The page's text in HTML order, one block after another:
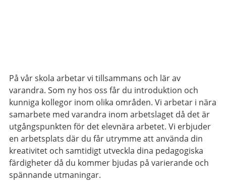
På vår skola arbetar vi tillsammans och lär av
varandra. Som ny hos oss får du introduktion och
kunniga kollegor inom olika områden. Vi arbetar i nära
samarbete med varandra inom arbetslaget då det är
utgångspunkten för det elevnära arbetet. Vi erbjuder
en arbetsplats där du får utrymme att använda din
kreativitet och samtidigt utveckla dina pedagogiska
färdigheter då du kommer bjudas på varierande och
spännande utmaningar.